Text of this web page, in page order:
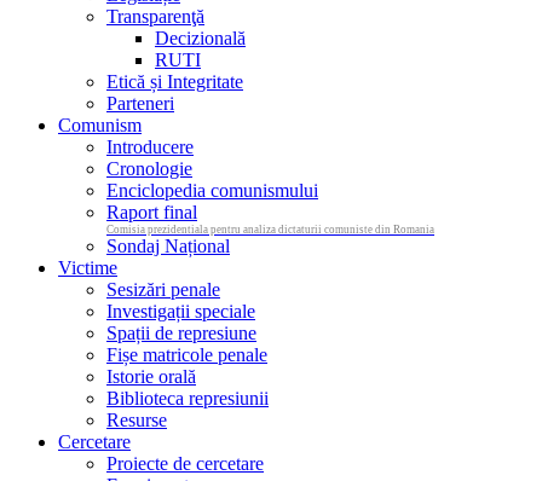
Transparenţă
Decizională
RUTI
Etică și Integritate
Parteneri
Comunism
Introducere
Cronologie
Enciclopedia comunismului
Raport final
Comisia prezidentiala pentru analiza dictaturii comuniste din Romania
Sondaj Național
Victime
Sesizări penale
Investigații speciale
Spații de represiune
Fișe matricole penale
Istorie orală
Biblioteca represiunii
Resurse
Cercetare
Proiecte de cercetare